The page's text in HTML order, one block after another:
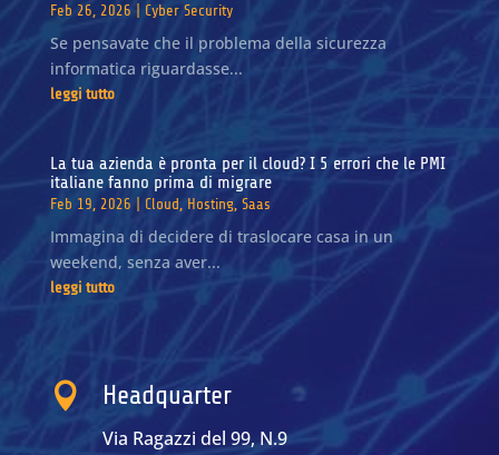
Feb 26, 2026 Cyber Security
Se pensavate che il problema della sicurezza
informatica riguardasse...
leggi tutto
La tua azienda è pronta per il cloud? I 5 errori che le PMI
italiane fanno prima di migrare
Feb 19, 2026 Cloud Hosting Saas
Immagina di decidere di traslocare casa in un
weekend, senza aver...
leggi tutto
 Headquarter
Via Ragazzi del 99, N.9